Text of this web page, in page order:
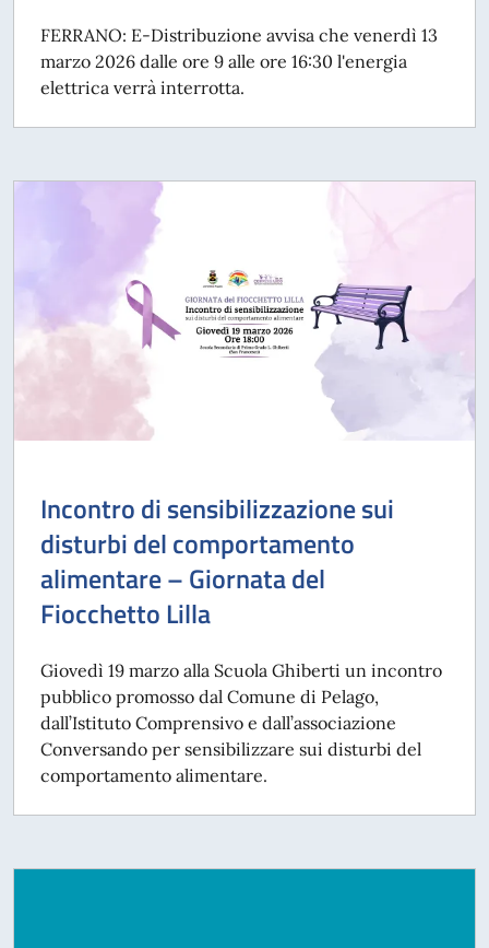
FERRANO: E-Distribuzione avvisa che venerdì 13
marzo 2026 dalle ore 9 alle ore 16:30 l'energia
elettrica verrà interrotta.
Incontro di sensibilizzazione sui
disturbi del comportamento
alimentare – Giornata del
Fiocchetto Lilla
Giovedì 19 marzo alla Scuola Ghiberti un incontro
pubblico promosso dal Comune di Pelago,
dall’Istituto Comprensivo e dall’associazione
Conversando per sensibilizzare sui disturbi del
comportamento alimentare.